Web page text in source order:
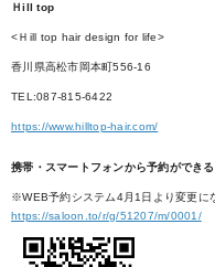
Ｈill top
<Ｈill top hair design for life>
香川県高松市岡本町556-16
TEL:087-815-6422
https://www.hilltop-hair.com/
携帯・スマートフォンから予約ができる
※WEB予約システム4月1日より変更に
https://saloon.to/r/g/51207/m/0001/